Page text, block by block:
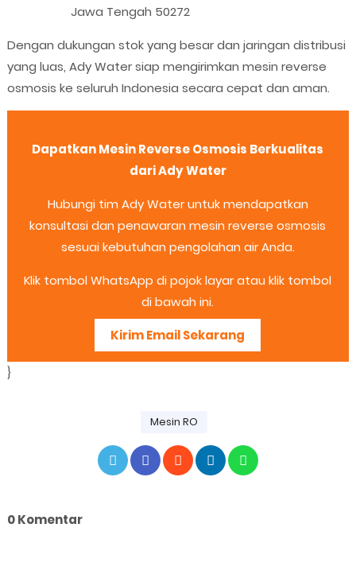
Jawa Tengah 50272
Dengan dukungan stok yang besar dan jaringan distribusi
yang luas, Ady Water siap mengirimkan mesin reverse
osmosis ke seluruh Indonesia secara cepat dan aman.
Dapatkan Mesin Reverse Osmosis Berkualitas
dari Ady Water
Hubungi tim Ady Water untuk mendapatkan
konsultasi dan penawaran mesin reverse osmosis
sesuai kebutuhan pengolahan air Anda.
Klik tombol WhatsApp di pojok layar atau klik tombol
di bawah ini.
Kirim Email Sekarang
}
Mesin RO
0 Komentar